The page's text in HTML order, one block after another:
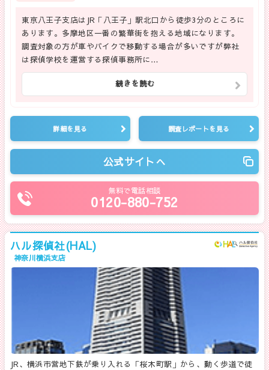
東京八王子支店はJR「八王子」駅北口から徒歩3分のところに
あります。多摩地区一番の繁華街を抱える地域になります。
調査対象の方が車やバイクで移動する場合が多いですが弊社
は探偵学校を運営する探偵事務所に…
続きを読む
詳細を見る 調査レポートを見る
公式サイトへ
無料で電話相談
0120-880-752
ハル探偵社(HAL)
神奈川横浜支店
JR、横浜市営地下鉄が乗り入れる「桜木町駅」から、動く歩道で徒